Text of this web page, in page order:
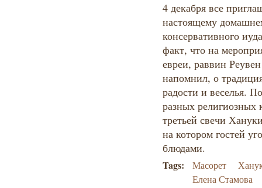
4 декабря все
настоящему
консервативного
факт, что на
евреи, раввин
напомнил, о
радости и веселья.
разных религиозных
третьей свечи
на котором гостей
блюдами.
Tags: Масорет
Елена Стамова